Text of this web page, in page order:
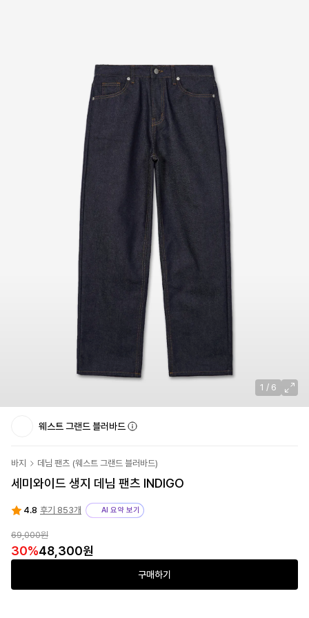
1 / 6
웨스트 그랜드 블러바드
바지 데님 팬츠 (웨스트 그랜드 블러바드)
세미와이드 생지 데님 팬츠 INDIGO
4.8 후기 853개 AI 요약 보기
69,000원
30%48,300원
구매하기